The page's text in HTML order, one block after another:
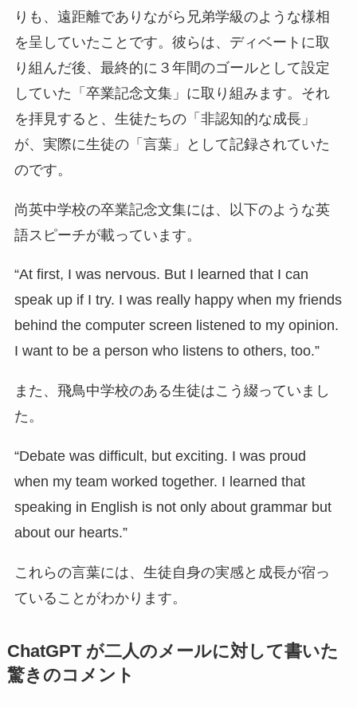
りも、遠距離でありながら兄弟学級のような様相
を呈していたことです。彼らは、ディベートに取
り組んだ後、最終的に３年間のゴールとして設定
していた「卒業記念文集」に取り組みます。それ
を拝見すると、生徒たちの「非認知的な成長」
が、実際に生徒の「言葉」として記録されていた
のです。
尚英中学校の卒業記念文集には、以下のような英
語スピーチが載っています。
“At first, I was nervous. But I learned that I can
speak up if I try. I was really happy when my friends
behind the computer screen listened to my opinion.
I want to be a person who listens to others, too.”
また、飛鳥中学校のある生徒はこう綴っていまし
た。
“Debate was difficult, but exciting. I was proud
when my team worked together. I learned that
speaking in English is not only about grammar but
about our hearts.”
これらの言葉には、生徒自身の実感と成長が宿っ
ていることがわかります。
ChatGPT が二人のメールに対して書いた
驚きのコメント